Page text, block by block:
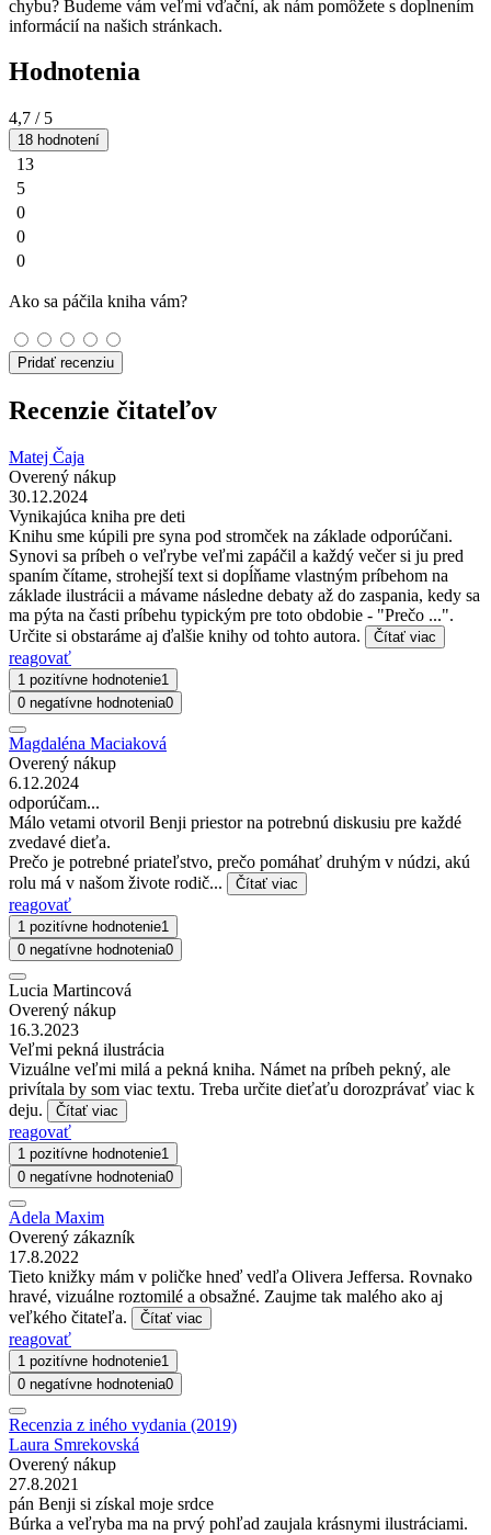
chybu? Budeme vám veľmi vďační, ak nám pomôžete s doplnením
informácií na našich stránkach.
Hodnotenia
4,7 / 5
18 hodnotení
13
5
0
0
0
Ako sa páčila kniha vám?
Pridať recenziu
Recenzie čitateľov
Matej Čaja
Overený nákup
30.12.2024
Vynikajúca kniha pre deti
Knihu sme kúpili pre syna pod stromček na základe odporúčani.
Synovi sa príbeh o veľrybe veľmi zapáčil a každý večer si ju pred
spaním čítame, strohejší text si dopĺňame vlastným príbehom na
základe ilustrácii a mávame následne debaty až do zaspania, kedy sa
ma pýta na časti príbehu typickým pre toto obdobie - "Prečo ...".
Určite si obstaráme aj ďalšie knihy od tohto autora.
Čítať viac
reagovať
1 pozitívne hodnotenie1
0 negatívne hodnotenia0
Magdaléna Maciaková
Overený nákup
6.12.2024
odporúčam...
Málo vetami otvoril Benji priestor na potrebnú diskusiu pre každé
zvedavé dieťa.
Prečo je potrebné priateľstvo, prečo pomáhať druhým v núdzi, akú
rolu má v našom živote rodič...
Čítať viac
reagovať
1 pozitívne hodnotenie1
0 negatívne hodnotenia0
Lucia Martincová
Overený nákup
16.3.2023
Veľmi pekná ilustrácia
Vizuálne veľmi milá a pekná kniha. Námet na príbeh pekný, ale
privítala by som viac textu. Treba určite dieťaťu dorozprávať viac k
deju.
Čítať viac
reagovať
1 pozitívne hodnotenie1
0 negatívne hodnotenia0
Adela Maxim
Overený zákazník
17.8.2022
Tieto knižky mám v poličke hneď vedľa Olivera Jeffersa. Rovnako
hravé, vizuálne roztomilé a obsažné. Zaujme tak malého ako aj
veľkého čitateľa.
Čítať viac
reagovať
1 pozitívne hodnotenie1
0 negatívne hodnotenia0
Recenzia z iného vydania (2019)
Laura Smrekovská
Overený nákup
27.8.2021
pán Benji si získal moje srdce
Búrka a veľryba ma na prvý pohľad zaujala krásnymi ilustráciami.